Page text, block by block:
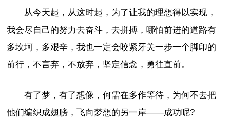
从今天起，从这时起，为了让我的理想得以实现，
我会尽自己的努力去奋斗，去拼搏，哪怕前进的道路有
多坎坷，多艰辛，我也一定会咬紧牙关一步一个脚印的
前行，不言弃，不放弃，坚定信念，勇往直前。
有了梦，有了想像，何需在多作等待，为何不去把
他们编织成翅膀，飞向梦想的另一岸——成功呢?